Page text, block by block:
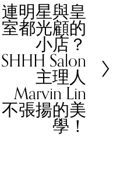
N連明星與皇
室都光顧的
小店？
SHHH Salon
主理人
Marvin Lin
不張揚的美
學！